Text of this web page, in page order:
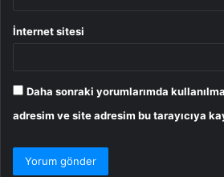
İnternet sitesi
Daha sonraki yorumlarımda
adresim ve site adresim bu tarayıcıya